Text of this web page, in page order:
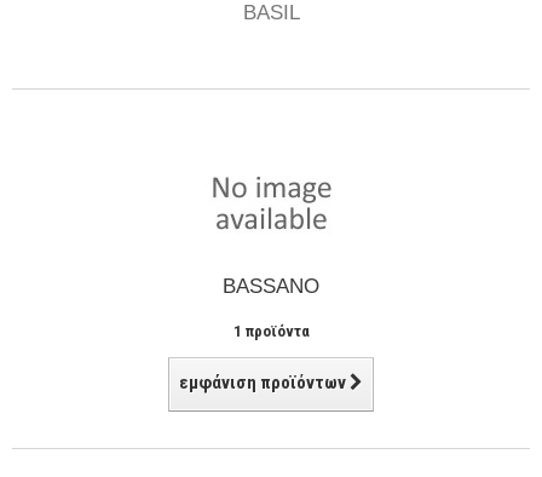
BASIL
BASSANO
1 προϊόντα
εμφάνιση προϊόντων